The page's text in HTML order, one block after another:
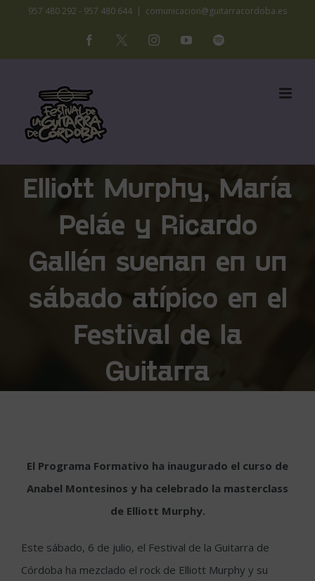
contenido
957 480 292 - 957 480 644 | comunicacion@guitarracordoba.es
Facebook
X InstagramYouTubeSpotify
Elliott Murphy, María
Peláe y Ricardo
Gallén suenan en un
sábado atípico en el
Festival de la
Guitarra
El Programa Formativo ha inaugurado el curso de
Anabel Montesinos y ha celebrado la masterclass
de Elliott Murphy.
Este sábado, 6 de julio, el Festival de la Guitarra de
Córdoba ha mezclado el rock de Elliott Murphy y su